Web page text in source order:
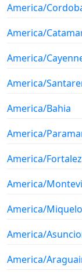
America/
America/
America/
America/
America/Bahia
America/
America/
America/
America/
America/
America/